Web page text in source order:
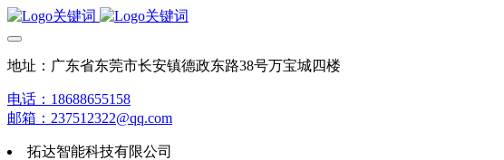
地址：广东省东莞市长安镇德政东路38号万宝城四楼
电话：18688655158
邮箱：237512322@qq.com
拓达智能科技有限公司